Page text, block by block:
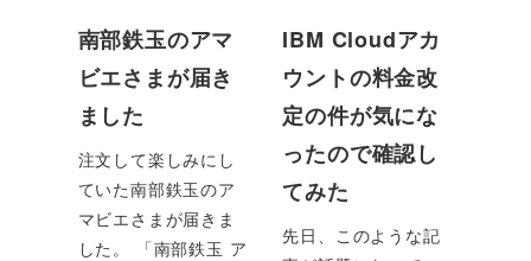
南部鉄玉のアマ
ビエさまが届き
ました
注文して楽しみにし
ていた南部鉄玉のア
マビエさまが届きま
した。 「南部鉄玉 ア
IBM Cloudアカ
ウントの料金改
定の件が気にな
ったので確認し
てみた
先日、このような記